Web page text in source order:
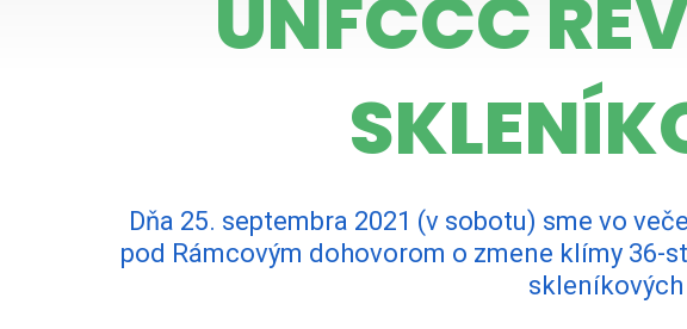
UNFCCC
Dňa 25. septembra 2021 (v sobotu) sme vo
pod Rámcovým dohovorom o zmene klímy